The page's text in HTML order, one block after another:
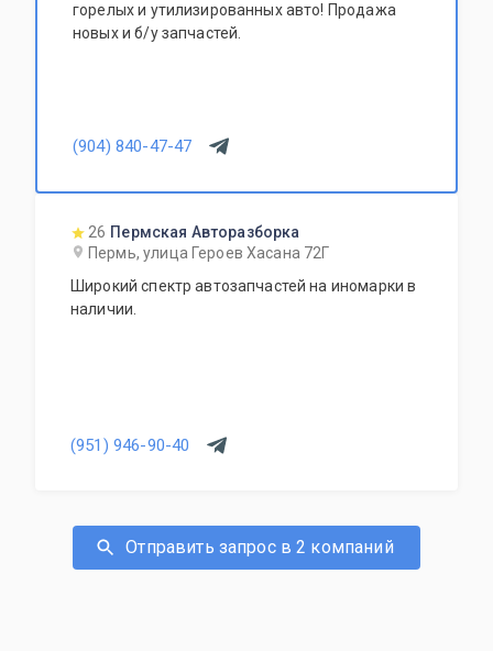
горелых и утилизированных авто! Продажа
новых и б/у запчастей.
(904) 840-47-47
26 Пермская Авторазборка
Пермь, улица Героев Хасана 72Г
Широкий спектр автозапчастей на иномарки в
наличии.
(951) 946-90-40
Отправить запрос в 2 компаний